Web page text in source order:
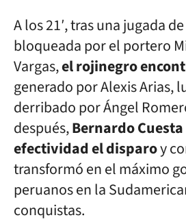
A los 21′, tras una jugada
bloqueada por el portero
Vargas,el rojinegro
generado por Alexis Arias,
derribado por Ángel
después,Bernardo
efectividad el disparoy
transformó en el máximo
peruanos en la
conquistas.